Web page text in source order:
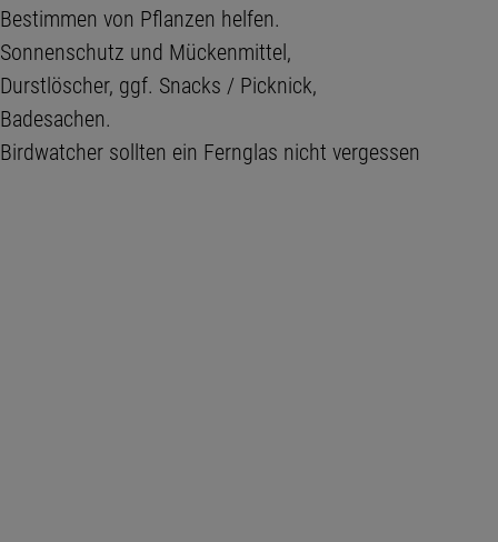
Bestimmen von Pflanzen helfen.
Sonnenschutz und Mückenmittel,
Durstlöscher, ggf. Snacks / Picknick,
Badesachen.
Birdwatcher sollten ein Fernglas nicht vergessen